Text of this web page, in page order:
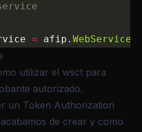
= afip. WebService
utilizar el wsct para
autorizado.
un Token Authorization
de crear y como